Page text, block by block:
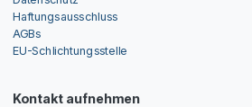
Haftungsausschluss
AGBs
EU-Schlichtungsstelle
Kontakt aufnehmen